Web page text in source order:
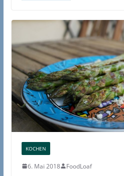
KOCHEN
6. Mai 2018 FoodLoaf